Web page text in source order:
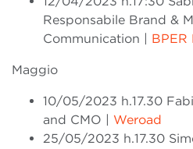
Responsabile Brand &
Communication | BPER
Maggio
10/05/2023 h.17.30
and CMO | Weroad
25/05/2023 h.17.30